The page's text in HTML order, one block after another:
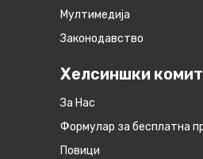
Мултимедија
Законодавство
Хелсиншки
За Нас
Формулар за бесплатна
Повици